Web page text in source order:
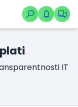
IT